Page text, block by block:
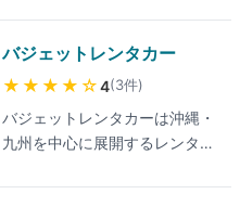
す。最新の取り扱い業者・料金
は公式サイトでご確認くださ
い。対応エリアは全国47都道府
県をカバーしますが、第三者口
コミ数はまだ少なく、選定時は
ポン/オリックス/タイムズなど
主要13社超を一括検索。クーポ
ン・口コミ・空港乗り捨て対
バジェットレンタカー
★★★★ ☆4(3件)
バジェットレンタカーは沖縄・
九州を中心に展開するレンタカ
リーズナブルで、送迎・貸出の